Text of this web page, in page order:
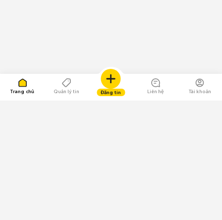
Trang chủ Quản lý tin Đăng tin Liên hệ Tài khoản